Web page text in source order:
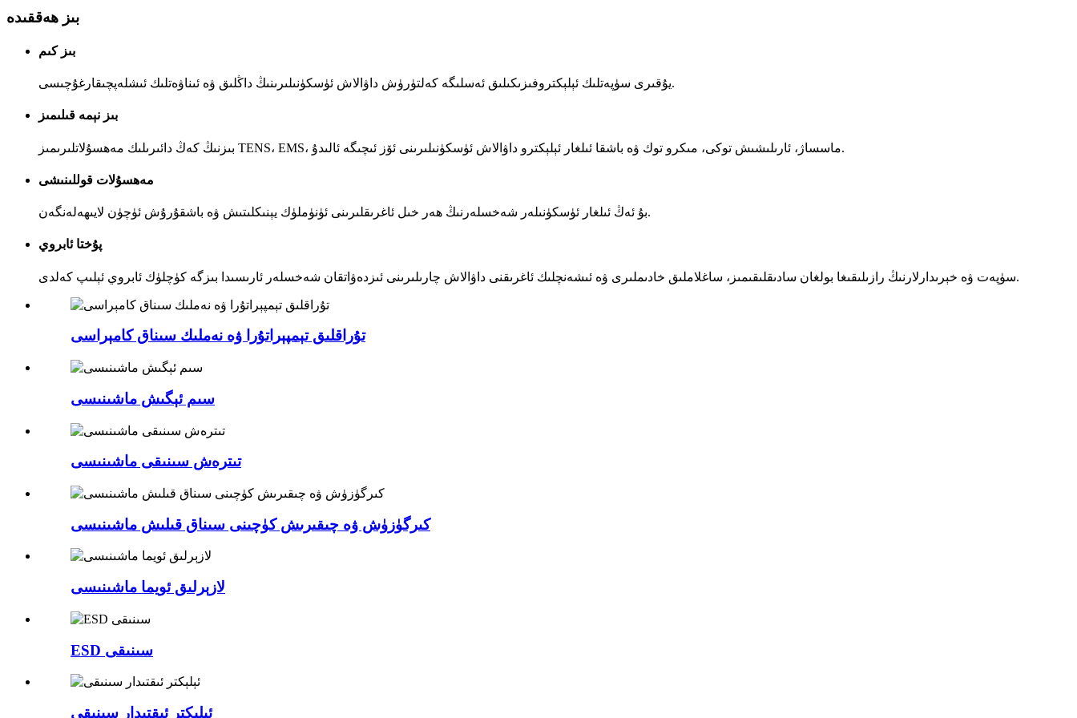
بىز ھەققىدە
بىز كىم
يۇقىرى سۈپەتلىك ئېلېكتروفىزىكىلىق ئەسلىگە كەلتۈرۈش داۋالاش ئۈسكۈنىلىرىنىڭ داڭلىق ۋە ئىناۋەتلىك ئىشلەپچىقارغۇچىسى.
بىز نېمە قىلىمىز
بىزنىڭ كەڭ دائىرىلىك مەھسۇلاتلىرىمىز TENS، EMS، ماسساژ، ئارىلىشىش توكى، مىكرو توك ۋە باشقا ئىلغار ئېلېكترو داۋالاش ئۈسكۈنىلىرىنى ئۆز ئىچىگە ئالىدۇ.
مەھسۇلات قوللىنىشى
بۇ ئەڭ ئىلغار ئۈسكۈنىلەر شەخسلەرنىڭ ھەر خىل ئاغرىقلىرىنى ئۈنۈملۈك يېنىكلىتىش ۋە باشقۇرۇش ئۈچۈن لايىھەلەنگەن.
پۇختا ئابروي
سۈپەت ۋە خېرىدارلارنىڭ رازىلىقىغا بولغان سادىقلىقىمىز، ساغلاملىق خادىملىرى ۋە ئىشەنچلىك ئاغرىقنى داۋالاش چارىلىرىنى ئىزدەۋاتقان شەخسلەر ئارىسىدا بىزگە كۈچلۈك ئابروي ئېلىپ كەلدى.
تۇراقلىق تېمپېراتۇرا ۋە نەملىك سىناق كامېراسى
سىم ئېگىش ماشىنىسى
تىترەش سىنىقى ماشىنىسى
كىرگۈزۈش ۋە چىقىرىش كۈچىنى سىناق قىلىش ماشىنىسى
لازېرلىق ئويما ماشىنىسى
ESD سىنىقى
ئېلېكتر ئىقتىدار سىنىقى